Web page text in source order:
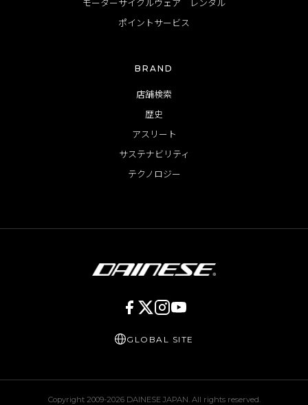
モーターサイクルウェア レンタル
ポイントサービス
BRAND
店舗検索
歴史
アスリート
サステナビリティ
テクノロジー
GLOBAL SITE
Copyright 2009-2026DAINESE JAPAN. All rights reserved.